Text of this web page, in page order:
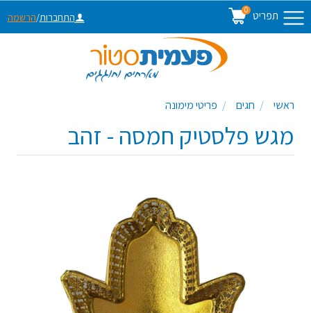
תפריט 0
התחברות/הרשמה
ראשי חגים פריטי מימונה
מגש פלסטיק חמסה - זהב